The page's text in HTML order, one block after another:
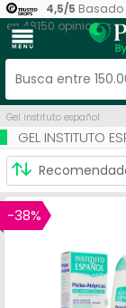
4,5/5 Basado
en48150 opiniones
menu
Gel instituto español
GEL INSTITUTO
-38%